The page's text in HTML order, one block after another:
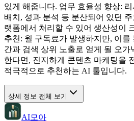
있게 해줍니다. 업무 효율성 향상:
배치, 성과 분석 등 분산되어 있던
랫폼에서 처리할 수 있어 생산성이
추천: 월 구독료가 발생하지만, 이를
간과 검색 상위 노출로 얻게 될 오가
한다면, 진지하게 콘텐츠 마케팅을
적극적으로 추천하는 AI 툴입니다.
상세 정보 전체 보기
AI모아